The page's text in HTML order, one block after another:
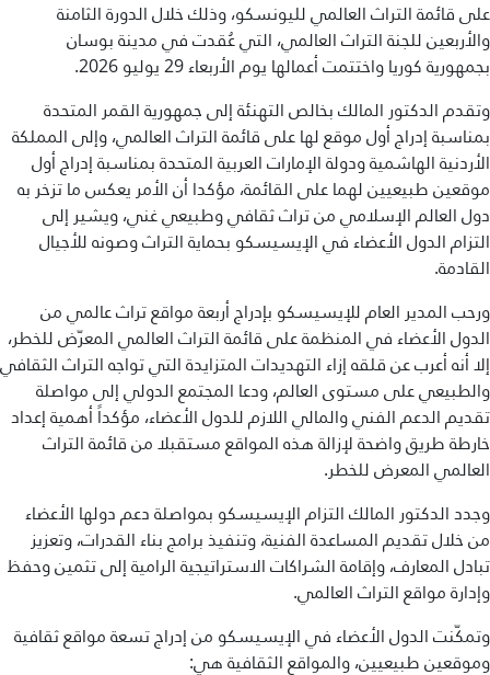
تأثيرنا
أهداف التنمية المستدامة
البيانات
مكتبة الإيسيسكو الرقمية
متاحف ومعارض
الأخبار والأحداث
آخر الأخبار
الأحداث
وسائل التواصل الاجتماعي للإيسيسكو
للتواصل
الاتصال بنا
المقر
شاركونا
طريقة عملنا
على قائمة التراث العالمي لليونسكو، وذلك خلال الدورة الثامنة
والأربعين للجنة التراث العالمي، التي عُقدت في مدينة بوسان
بجمهورية كوريا واختتمت أعمالها يوم الأربعاء 29 يوليو 2026.
وتقدم الدكتور المالك بخالص التهنئة إلى جمهورية القمر المتحدة
بمناسبة إدراج أول موقع لها على قائمة التراث العالمي، وإلى المملكة
الأردنية الهاشمية ودولة الإمارات العربية المتحدة بمناسبة إدراج أول
موقعين طبيعيين لهما على القائمة، مؤكدا أن الأمر يعكس ما تزخر به
دول العالم الإسلامي من تراث ثقافي وطبيعي غني، ويشير إلى
التزام الدول الأعضاء في الإيسيسكو بحماية التراث وصونه للأجيال
القادمة.
ورحب المدير العام للإيسيسكو بإدراج أربعة مواقع تراث عالمي من
الدول الأعضاء في المنظمة على قائمة التراث العالمي المعرّض للخطر،
إلا أنه أعرب عن قلقه إزاء التهديدات المتزايدة التي تواجه التراث الثقافي
والطبيعي على مستوى العالم، ودعا المجتمع الدولي إلى مواصلة
تقديم الدعم الفني والمالي اللازم للدول الأعضاء، مؤكداً أهمية إعداد
خارطة طريق واضحة لإزالة هذه المواقع مستقبلا من قائمة التراث
العالمي المعرض للخطر.
وجدد الدكتور المالك التزام الإيسيسكو بمواصلة دعم دولها الأعضاء
من خلال تقديم المساعدة الفنية، وتنفيذ برامج بناء القدرات، وتعزيز
تبادل المعارف، وإقامة الشراكات الاستراتيجية الرامية إلى تثمين وحفظ
وإدارة مواقع التراث العالمي.
وتمكّنت الدول الأعضاء في الإيسيسكو من إدراج تسعة مواقع ثقافية
وموقعين طبيعيين، والمواقع الثقافية هي: